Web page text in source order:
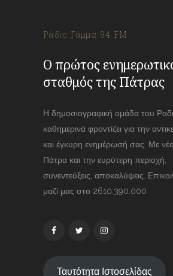
Ράδιο Γάμμα 94 FM
Ο πρώτος
σταθμός της Πάτρας
Η δημοσιογραφική ομάδα του
καθημερινά φροντίζει για την
και έγκυρη ενημέρωσή σας. Με
Πάτρα και την ευρύτερη περιοχή,
συνεντεύξεις, αποκαλύψεις.
μαζί μας στο 2610.390.000
Ταυτότητα Ιστοσελίδας